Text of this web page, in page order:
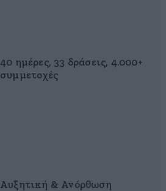
40 ημέρες, 33 δράσεις, 4.000+
συμμετοχές
Αυξητική & Ανόρθωση